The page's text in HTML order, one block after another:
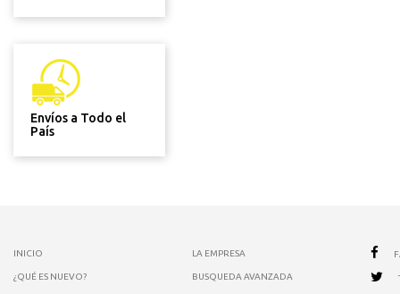
Envíos a Todo el
País
INICIO
¿QUÉ ES NUEVO?
LA EMPRESA
BUSQUEDA AVANZADA